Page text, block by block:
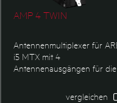
ausgestattet werden. Typische
Einsatzgebiete sind in der
Logisitkaufgaben zu finden.
AMP 4 TWIN
Antennenmultiplexer für
i5 MTX mit 4
Antennenausgängen für die
vergleichen